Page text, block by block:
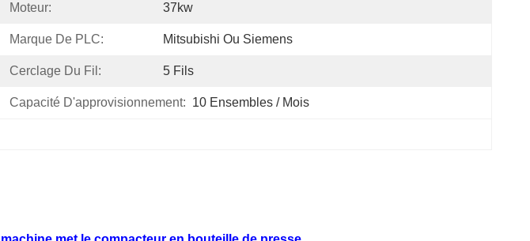
Moteur: 37kw
Marque De PLC: Mitsubishi Ou Siemens
Cerclage Du Fil: 5 Fils
Capacité D'approvisionnement: 10 Ensembles / Mois